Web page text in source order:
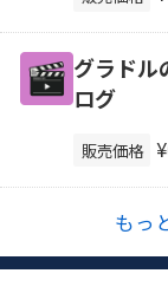
グラドル
ログ
販売価格
もっ